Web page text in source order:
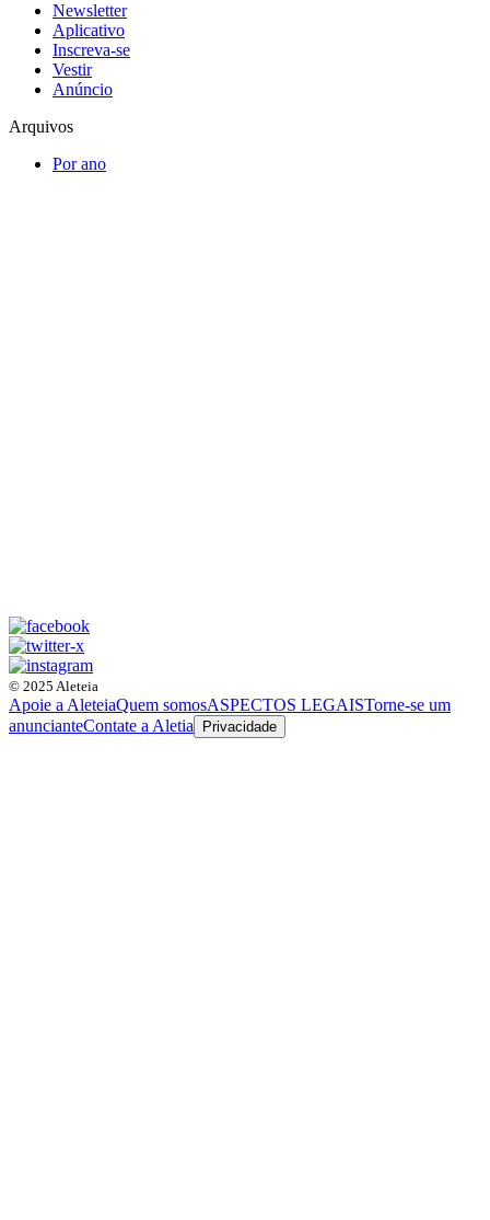
Newsletter
Aplicativo
Inscreva-se
Vestir
Anúncio
Arquivos
Por ano
© 2025 Aleteia
Apoie a AleteiaQuem somosASPECTOS LEGAISTorne-se um
anuncianteContate a Aletia Privacidade